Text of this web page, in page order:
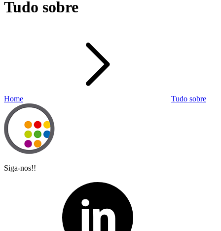
Tudo sobre
Home Tudo sobre
Siga-nos!!